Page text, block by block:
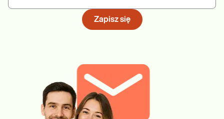
Zapisz się